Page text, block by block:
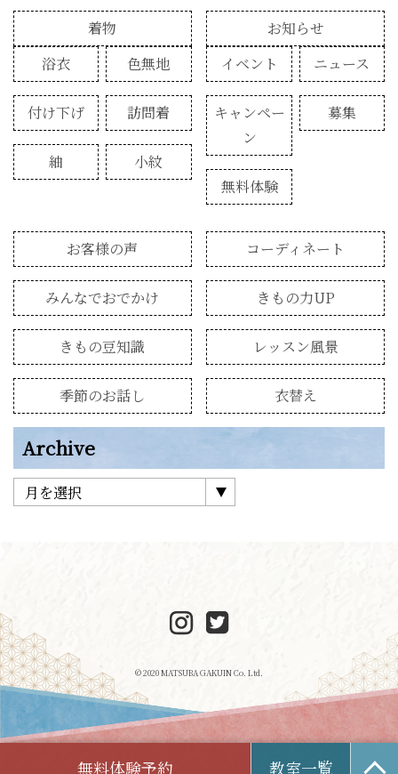
着物
浴衣
色無地
付け下げ 訪問着
紬 小紋
お知らせ
イベント
ニュース
キャンペー
ン
募集
無料体験
お客様の声 コーディネート
みんなでおでかけ きもの力UP
きもの豆知識 レッスン風景
季節のお話し 衣替え
Archive
無料体験予約 教室一覧
© 2020 MATSUBA GAKUIN Co. Ltd.